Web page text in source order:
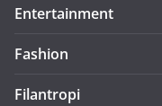
Entertainment
Fashion
Filantropi